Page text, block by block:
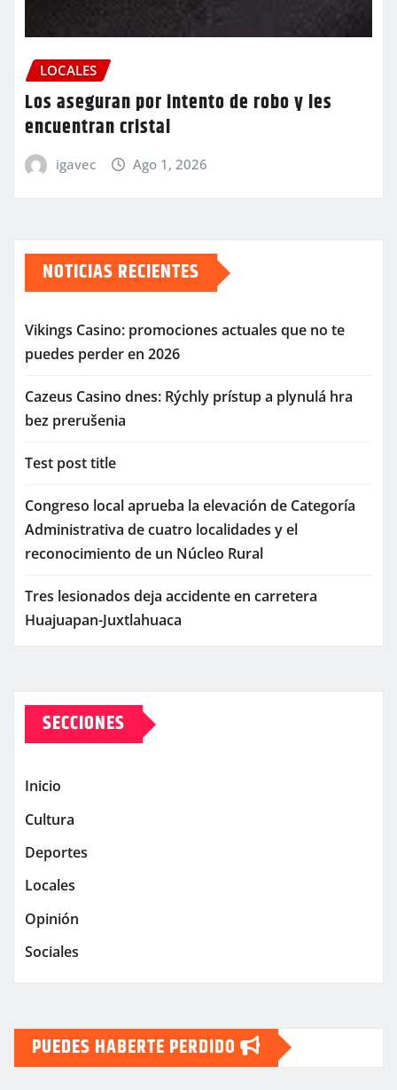
LOCALES
Los aseguran por intento de robo y les
encuentran cristal
igavec Ago 1, 2026
NOTICIAS RECIENTES
Vikings Casino: promociones actuales que no te
puedes perder en 2026
Cazeus Casino dnes: Rýchly prístup a plynulá hra
bez prerušenia
Test post title
Congreso local aprueba la elevación de Categoría
Administrativa de cuatro localidades y el
reconocimiento de un Núcleo Rural
Tres lesionados deja accidente en carretera
Huajuapan-Juxtlahuaca
SECCIONES
Inicio
Cultura
Deportes
Locales
Opinión
Sociales
PUEDES HABERTE PERDIDO